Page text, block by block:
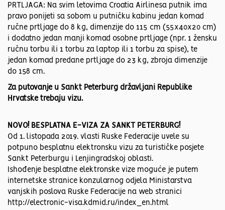
PRTLJAGA: Na svim letovima Croatia Airlinesa putnik ima
pravo ponijeti sa sobom u putničku kabinu jedan komad
ručne prtljage do 8 kg, dimenzije do 115 cm (55x40x20 cm)
i dodatno jedan manji komad osobne prtljage (npr. 1 žensku
ručnu torbu ili 1 torbu za laptop ili 1 torbu za spise), te
jedan komad predane prtljage do 23 kg, zbroja dimenzije
do 158 cm.
Za putovanje u Sankt Peterburg državljani Republike
Hrvatske trebaju vizu.
NOVO! BESPLATNA E-VIZA ZA SANKT PETERBURG!
Od 1. listopada 2019. vlasti Ruske Federacije uvele su
potpuno besplatnu elektronsku vizu za turističke posjete
Sankt Peterburgu i Lenjingradskoj oblasti.
Ishođenje besplatne elektronske vize moguće je putem
internetske stranice konzularnog odjela Ministarstva
vanjskih poslova Ruske Federacije na web stranici
http://electronic-visa.kdmid.ru/index_en.html